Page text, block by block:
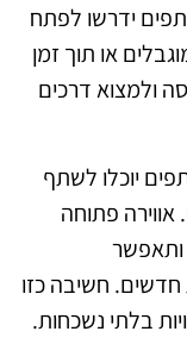
ידרשו לפתח
או תוך זמן
ולמצוא דרכים
יוכלו לשתף
פתוחה
ותאפשר
חדשים. חשיבה כזו
בלתי נשכחות.